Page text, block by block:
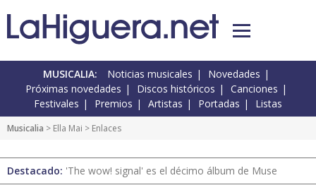
MUSICALIA: Noticias musicales
Novedades
Próximas novedades
Discos históricos
Canciones
Festivales
Premios Artistas Portadas Listas
Musicalia > Ella Mai > Enlaces
Destacado: 'The wow! signal' es el décimo álbum de Muse